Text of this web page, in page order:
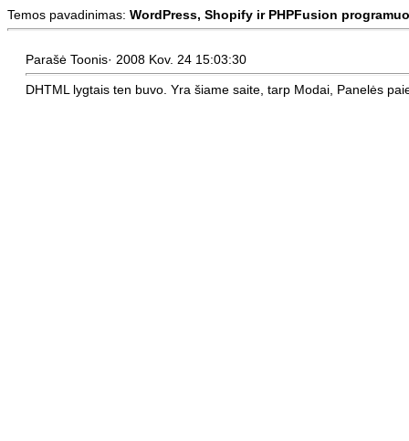
Temos pavadinimas: WordPress, Shopify ir PHPFusion
Parašė Toonis· 2008 Kov. 24 15:03:30
DHTML lygtais ten buvo. Yra šiame saite, tarp Modai, Panelės